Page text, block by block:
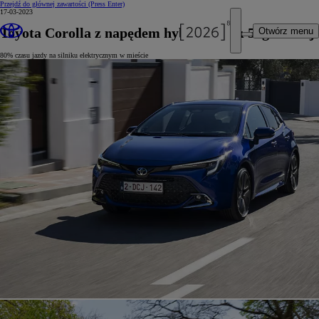
Przejdź do głównej zawartości (Press Enter)
Otwórz menu
17-03-2023
Toyota Corolla z napędem hybrydowym 5. generacji
80% czasu jazdy na silniku elektrycznym w mieście